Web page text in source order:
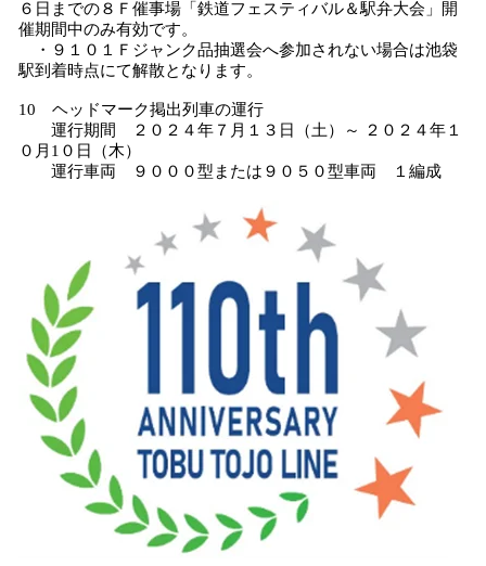
６日までの８Ｆ催事場「鉄道フェスティバル＆駅弁大会」開
催期間中のみ有効です。
・９１０１Ｆジャンク品抽選会へ参加されない場合は池袋
駅到着時点にて解散となります。
10 ヘッドマーク掲出列車の運行
運行期間 ２０２４年７月１３日（土）～ ２０２４年１
０月1０日（木）
運行車両 ９０００型または９０５０型車両 １編成